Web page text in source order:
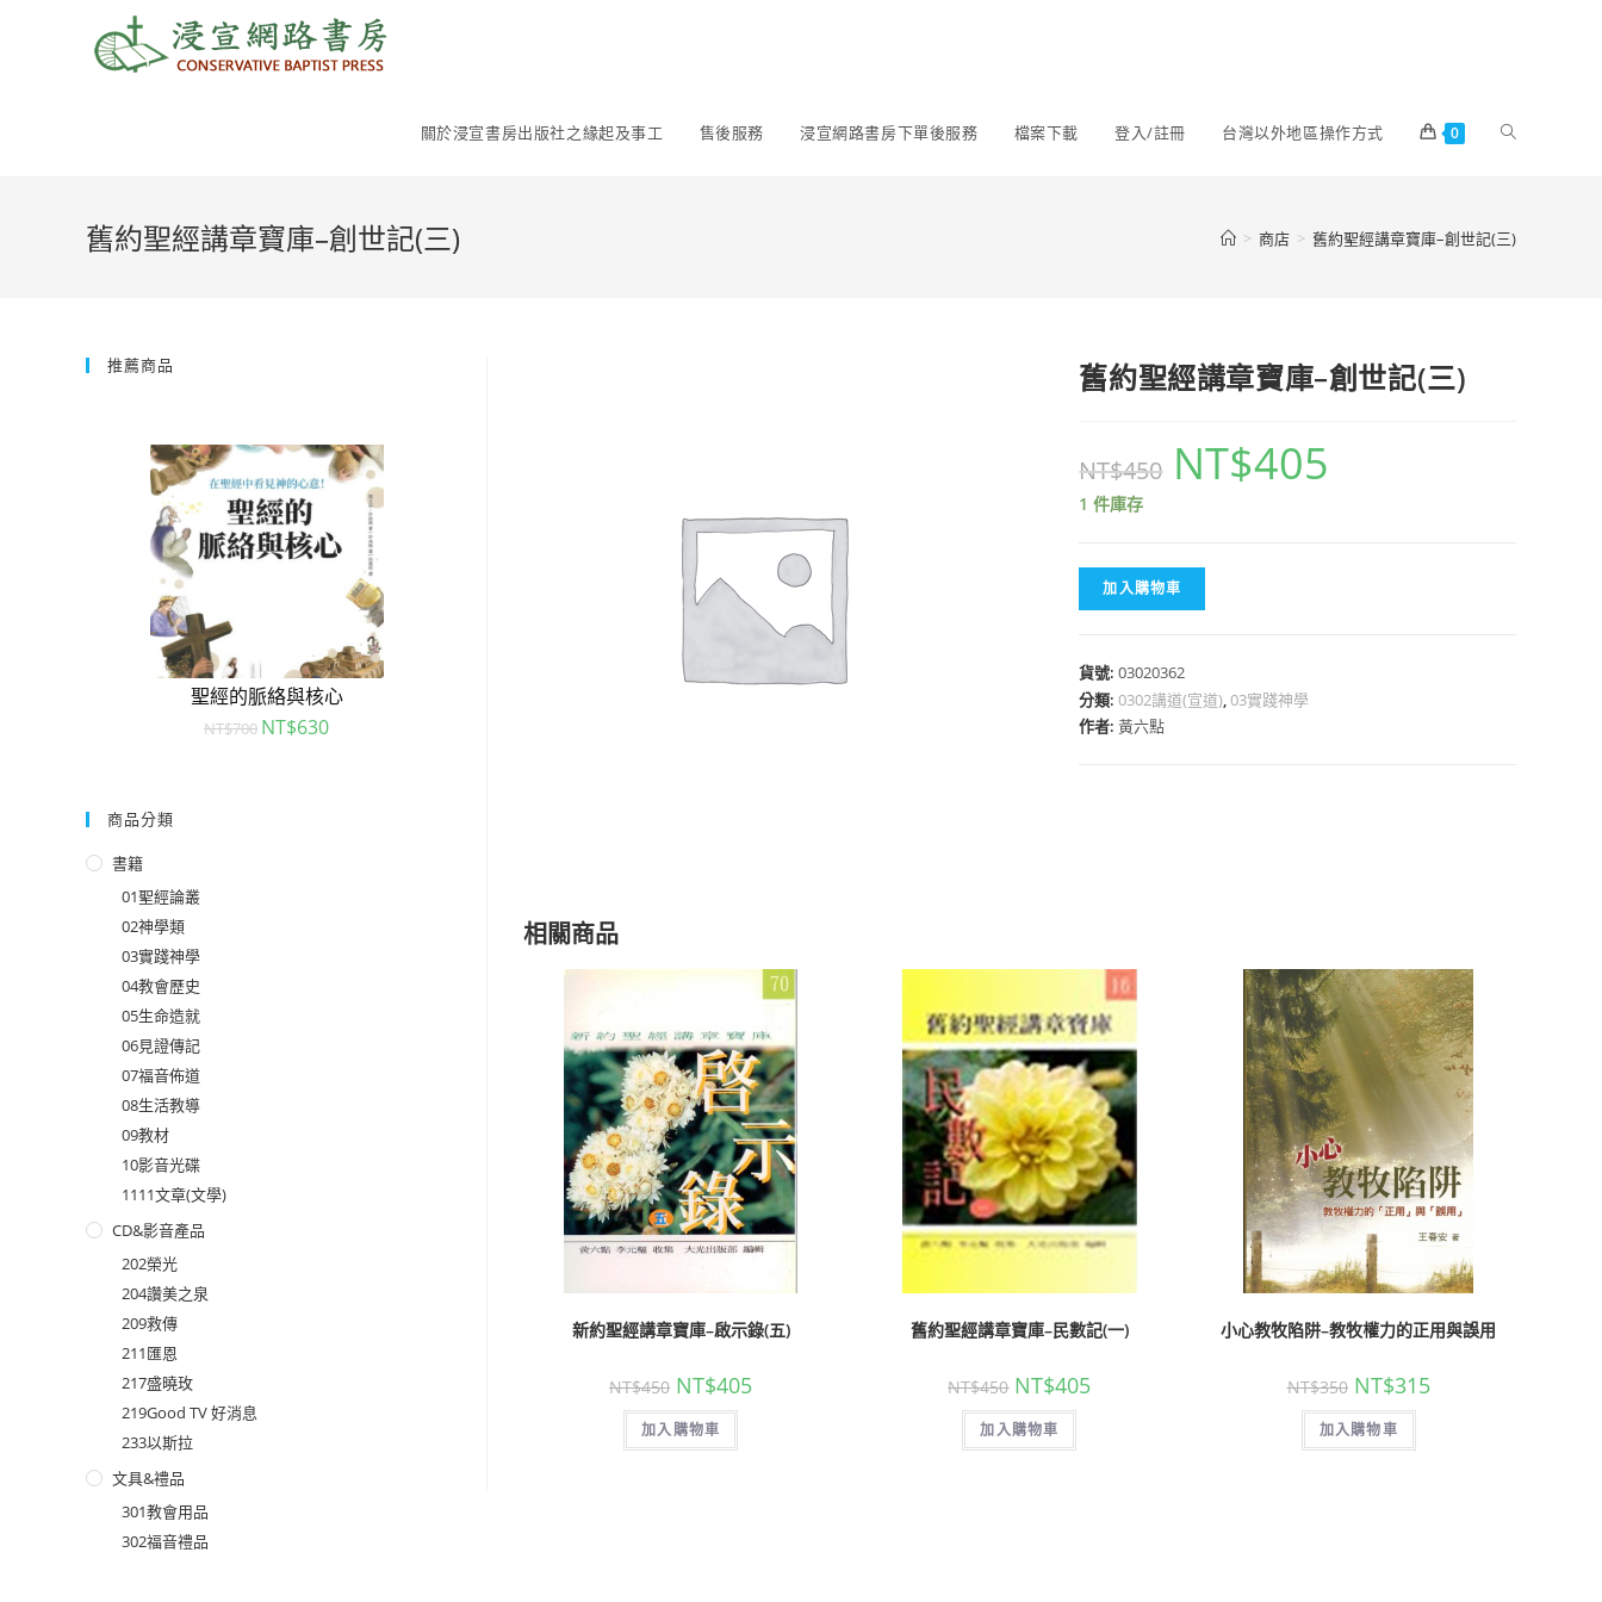
關於浸宣書房出版社之緣起及事工 售後服務 浸宣網路書房下單後服務 檔案下載 登入/註冊 台灣以外地區操作方式 0
舊約聖經講章寶庫–創世記(三) > 商店 > 舊約聖經講章寶庫–創世記(三)
舊約聖經講章寶庫–創世記(三)
NT$450 NT$405
1 件庫存
加入購物車
貨號:03020362
分類:0302講道(宣道),03實踐神學
作者:黃六點
相關商品
新約聖經講章寶庫–啟示錄(五)
NT$450 NT$405
加入購物車
舊約聖經講章寶庫–民數記(一)
NT$450 NT$405
加入購物車
小心教牧陷阱–教牧權力的正用與誤用
NT$350 NT$315
加入購物車
推薦商品
聖經的脈絡與核心
NT$700 NT$630
商品分類
書籍
01聖經論叢
02神學類
03實踐神學
04教會歷史
05生命造就
06見證傳記
07福音佈道
08生活教導
09教材
10影音光碟
1111文章(文學)
CD&影音產品
202榮光
204讚美之泉
209救傳
211匯恩
217盛曉玫
219Good TV 好消息
233以斯拉
文具&禮品
301教會用品
302福音禮品